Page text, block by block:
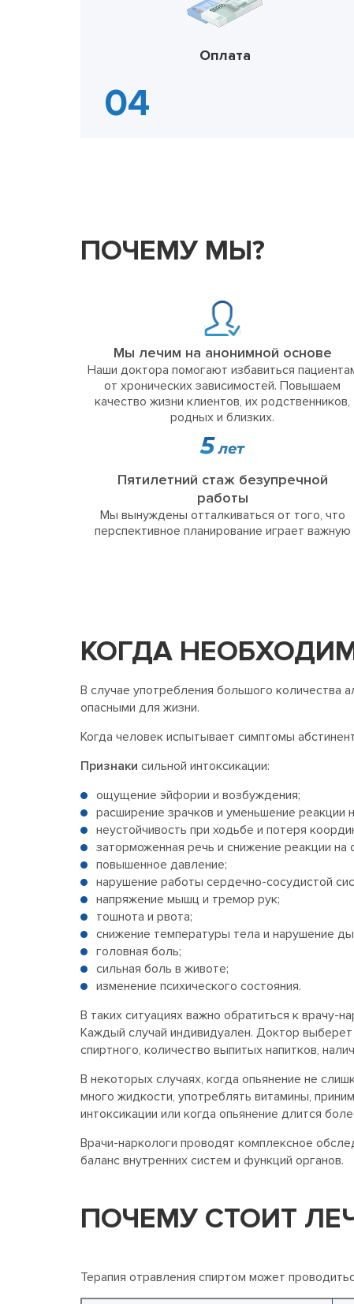
Оплата
ПОЧЕМУ МЫ?
Мы лечим на анонимной основе
Наши доктора помогают избавиться
от хронических зависимостей. Повышаем
качество жизни клиентов, их родственников,
родных и близких.
Пятилетний стаж безупречной
работы
Мы вынуждены отталкиваться от того, что
перспективное планирование играет важную
КОГДА
В случае употребления большого количества
опасными для жизни.
Когда человек испытывает симптомы
Признаки сильной интоксикации:
ощущение эйфории и возбуждения;
расширение зрачков и уменьшение реакции
неустойчивость при ходьбе и потеря
заторможенная речь и снижение реакции
повышенное давление;
нарушение работы сердечно-сосудистой
напряжение мышц и тремор рук;
тошнота и рвота;
снижение температуры тела и нарушение
головная боль;
сильная боль в животе;
изменение психического состояния.
В таких ситуациях важно обратиться к врачу-
Каждый случай индивидуален. Доктор
спиртного, количество выпитых напитков,
В некоторых случаях, когда опьянение не
много жидкости, употреблять витамины,
интоксикации или когда опьянение длится
Врачи-наркологи проводят комплексное
баланс внутренних систем и функций органов.
ПОЧЕМУ СТОИТ
Терапия отравления спиртом может